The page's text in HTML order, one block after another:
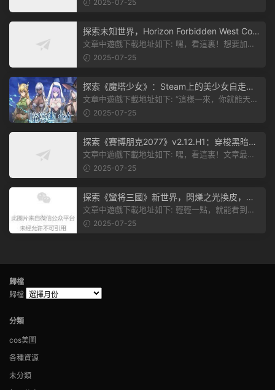
2025-07-25
探索未知世界，Horizon Forbidden West Com
plete Edition正式發布！
文章中遊戲下載地址如下: 嘿，看這裏！想要加入
遊戲資源分享群，就點文章最後那...
2025-07-25
探索《魔塔少女》：Steam上的美少女自走
棋，戰鬥與策略的雙重盛宴！
文章中遊戲下載地址如下: “這樣一來，你就能天天
2025-07-25
探索《賽博朋克2077》v2.12.H1：穿梭黑暗都
市，感受未來世界的震撼
文章中遊戲下載地址如下: 嘿，看這裏！文章最後
有個圖片，點一下就能加入我們的...
2025-07-25
探索《蠻将三國》新世界，閃爍之光換皮，共
赴手遊盛宴！
文章中遊戲下載地址如下: 輕輕一點，就能看到原
文。 滑動一下屏幕，就能看到...
2025-07-25
歸檔
歸檔
分類
cos美圖
各種資源
未分類